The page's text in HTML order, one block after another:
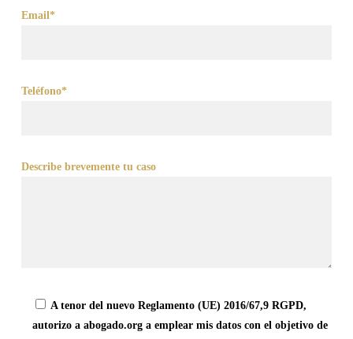
Email*
Teléfono*
Describe brevemente tu caso
A tenor del nuevo Reglamento (UE) 2016/67,9 RGPD,
autorizo a abogado.org a emplear mis datos con el objetivo de